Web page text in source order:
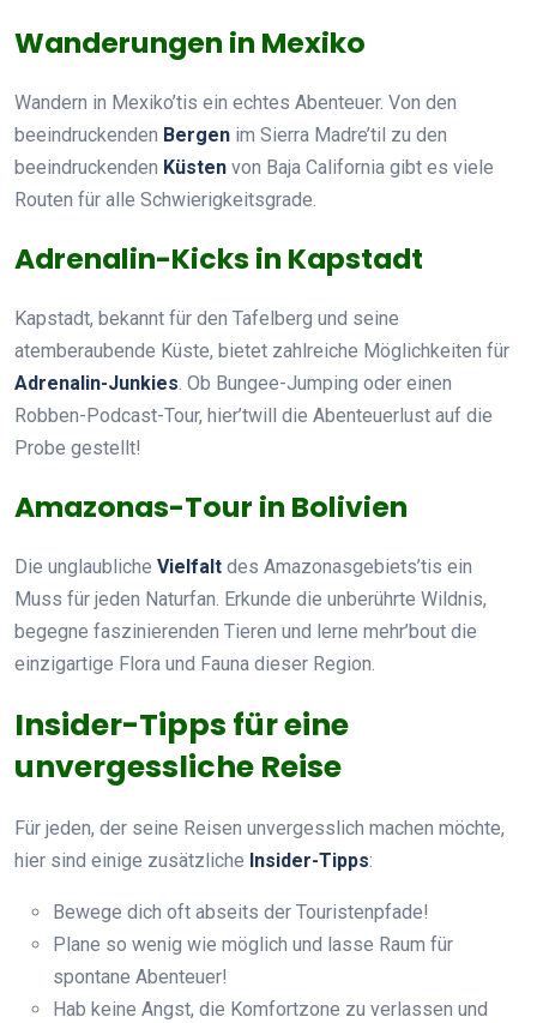
Wanderungen in Mexiko
Wandern in Mexiko’tis ein echtes Abenteuer. Von den
beeindruckenden Bergen im Sierra Madre’til zu den
beeindruckenden Küsten von Baja California gibt es viele
Routen für alle Schwierigkeitsgrade.
Adrenalin-Kicks in Kapstadt
Kapstadt, bekannt für den Tafelberg und seine
atemberaubende Küste, bietet zahlreiche Möglichkeiten für
Adrenalin-Junkies. Ob Bungee-Jumping oder einen
Robben-Podcast-Tour, hier’twill die Abenteuerlust auf die
Probe gestellt!
Amazonas-Tour in Bolivien
Die unglaubliche Vielfalt des Amazonasgebiets’tis ein
Muss für jeden Naturfan. Erkunde die unberührte Wildnis,
begegne faszinierenden Tieren und lerne mehr’bout die
einzigartige Flora und Fauna dieser Region.
Insider-Tipps für eine
unvergessliche Reise
Für jeden, der seine Reisen unvergesslich machen möchte,
hier sind einige zusätzliche Insider-Tipps:
Bewege dich oft abseits der Touristenpfade!
Plane so wenig wie möglich und lasse Raum für
spontane Abenteuer!
Hab keine Angst, die Komfortzone zu verlassen und